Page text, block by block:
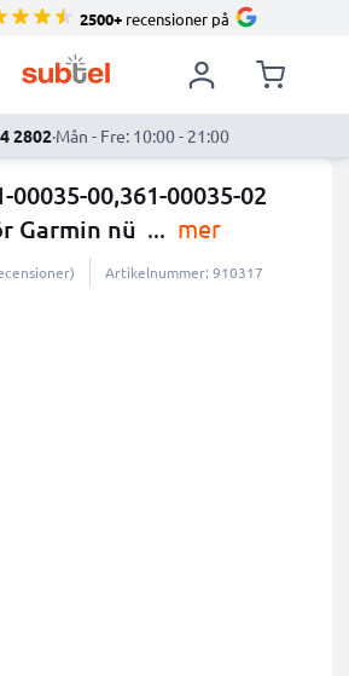
2500+ recensioner på
2802·Mån - Fre: 10:00 - 21:00
00035-00,361-00035-02
Garmin nü ... mer
Artikelnummer: 910317